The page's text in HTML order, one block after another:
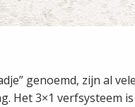
genoemd, zijn al
Het 3×1 verfsysteem